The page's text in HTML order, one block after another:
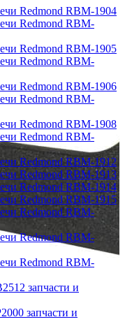
Redmond RBM-1904
Redmond RBM-
Redmond RBM-1905
Redmond RBM-
Redmond RBM-1906
Redmond RBM-
Redmond RBM-1908
Redmond RBM-
Redmond RBM-1912
Redmond RBM-1913
Redmond RBM-1914
Redmond RBM-1915
Redmond RBM-
Redmond RBM-
Redmond RBM-
запчасти и
запчасти и